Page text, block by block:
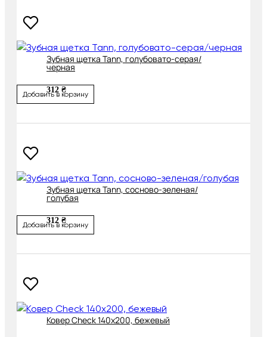
Зубная щетка Tann, голубовато-серая/
черная
312 ₴
Добавить в корзину
Зубная щетка Tann, сосново-зеленая/
голубая
312 ₴
Добавить в корзину
Ковер Check 140х200, бежевый